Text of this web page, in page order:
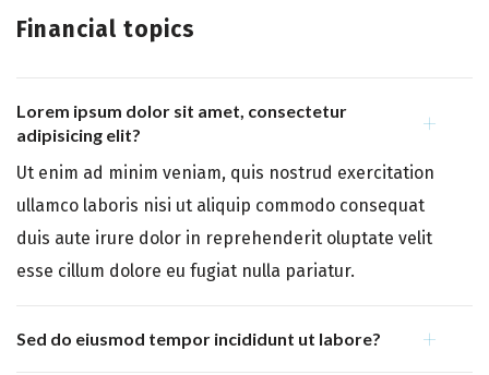
Financial topics
Lorem ipsum dolor sit amet, consectetur
adipisicing elit?
Ut enim ad minim veniam, quis nostrud exercitation
ullamco laboris nisi ut aliquip commodo consequat
duis aute irure dolor in reprehenderit oluptate velit
esse cillum dolore eu fugiat nulla pariatur.
Sed do eiusmod tempor incididunt ut labore?